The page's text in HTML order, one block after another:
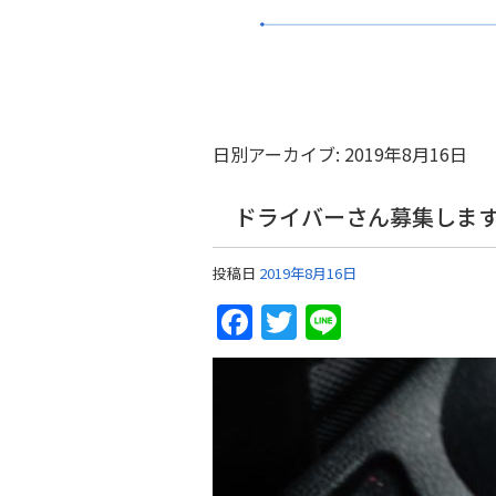
日別アーカイブ: 2019年8月16日
ドライバーさん募集しま
投稿日 2019年8月16日
Facebook
Twitter